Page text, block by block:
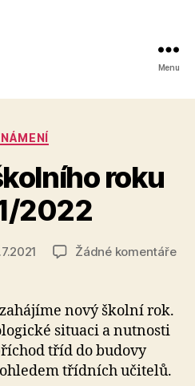
akademie,
Kolín
IV,
Kutnohorská
41
Menu
Rubriky
roku
2022
Žádné komentářeu
nový školní rok.
situaci a nutnosti
tříd do budovy
třídních učitelů.